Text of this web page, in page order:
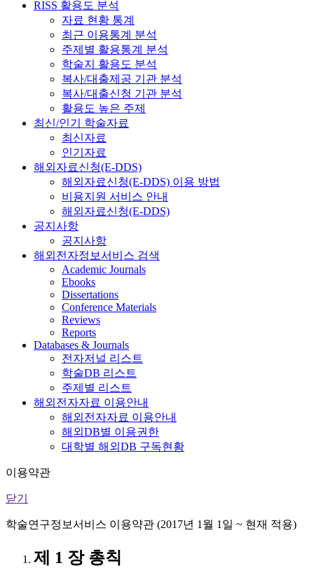
RISS 활용도 분석
자료 현황 통계
최근 이용통계 분석
주제별 활용통계 분석
학술지 활용도 분석
복사/대출제공 기관 분석
복사/대출신청 기관 분석
활용도 높은 주제
최신/인기 학술자료
최신자료
인기자료
해외자료신청(E-DDS)
해외자료신청(E-DDS) 이용 방법
비용지원 서비스 안내
해외자료신청(E-DDS)
공지사항
공지사항
해외전자정보서비스 검색
Academic Journals
Ebooks
Dissertations
Conference Materials
Reviews
Reports
Databases & Journals
전자저널 리스트
학술DB 리스트
주제별 리스트
해외전자자료 이용안내
해외전자자료 이용안내
해외DB별 이용권한
대학별 해외DB 구독현황
이용약관
닫기
학술연구정보서비스 이용약관 (2017년 1월 1일 ~ 현재 적용)
제 1 장 총칙